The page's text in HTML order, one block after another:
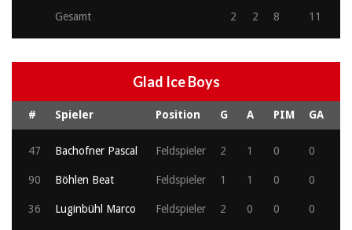
Gesamt 2 2 8 11
Glad Ice Boys
# Spieler Position G A PIM GA
47 Bachofner Pascal Feldspieler 2 1 0 0
90 Böhlen Beat Feldspieler 1 1 0 0
36 Luginbühl Marco Feldspieler 2 0 0 0